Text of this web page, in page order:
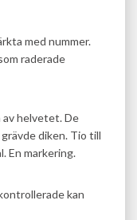
med nummer.
raderade
av helvetet. De
diken. Tio till
En markering.
kan